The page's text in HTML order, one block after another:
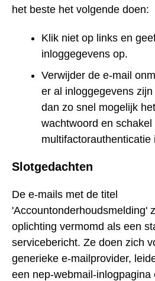
het beste het volgende doen:
Klik niet op links en
inloggegevens op.
Verwijder de e-mail
er al inloggegevens
dan zo snel mogelijk
wachtwoord en schakel
multifactorauthenticatie
Slotgedachten
De e-mails met de titel
'Accountonderhoudsmelding'
oplichting vermomd als een
servicebericht. Ze doen zich
generieke e-mailprovider,
een nep-webmail-inlogpagina